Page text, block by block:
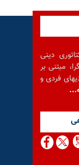
دینی
مبتنی بر
فردی و